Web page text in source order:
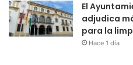
El
adjudica
para la
Hace 1 día